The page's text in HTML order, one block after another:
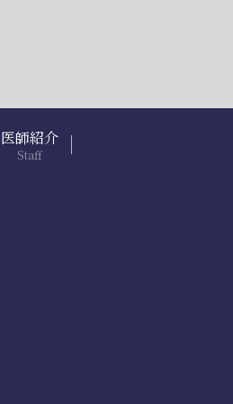
医師紹介
Staff